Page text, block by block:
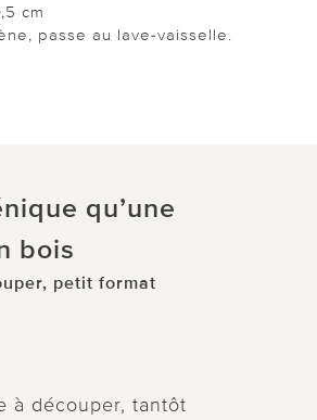
cm
passe au lave-vaisselle.
qu’une
bois
petit format
à découper, tantôt